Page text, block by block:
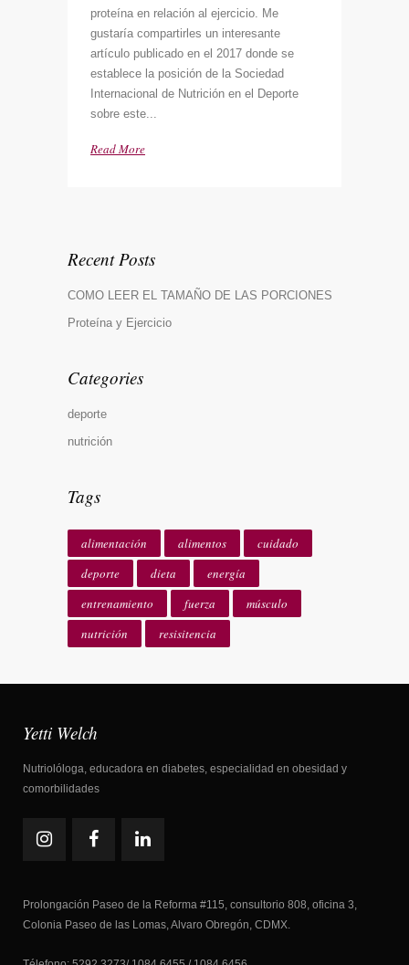
proteína en relación al ejercicio. Me
gustaría compartirles un interesante
artículo publicado en el 2017 donde se
establece la posición de la Sociedad
Internacional de Nutrición en el Deporte
sobre este...
Read More
Recent Posts
COMO LEER EL TAMAÑO DE LAS PORCIONES
Proteína y Ejercicio
Categories
deporte
nutrición
Tags
alimentación alimentos
cuidado
deporte
dieta
energía
entrenamiento
fuerza
músculo
nutrición
resisitencia
Yetti Welch
Nutriolóloga, educadora en diabetes, especialidad en obesidad y
comorbilidades
Prolongación Paseo de la Reforma #115, consultorio 808, oficina 3,
Colonia Paseo de las Lomas, Alvaro Obregón, CDMX.